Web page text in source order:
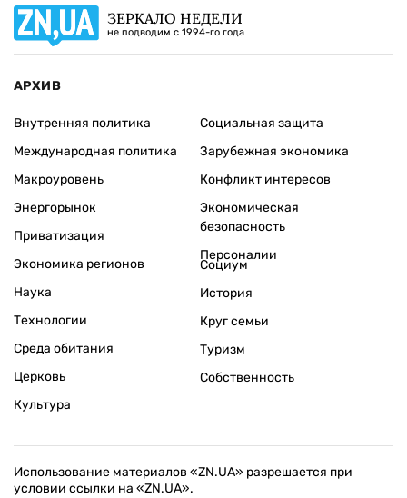
ЗЕРКАЛО НЕДЕЛИ
не подводим с 1994-го года
АРХИВ
Внутренняя политика
Международная политика
Макроуровень
Энергорынок
Приватизация
Экономика регионов
Социальная защита
Зарубежная экономика
Конфликт интересов
Экономическая
безопасность
Персоналии
Наука
Технологии
Среда обитания
Церковь
Культура
Социум
История
Круг семьи
Туризм
Собственность
Использование материалов «ZN.UA» разрешается при
условии ссылки на «ZN.UA».